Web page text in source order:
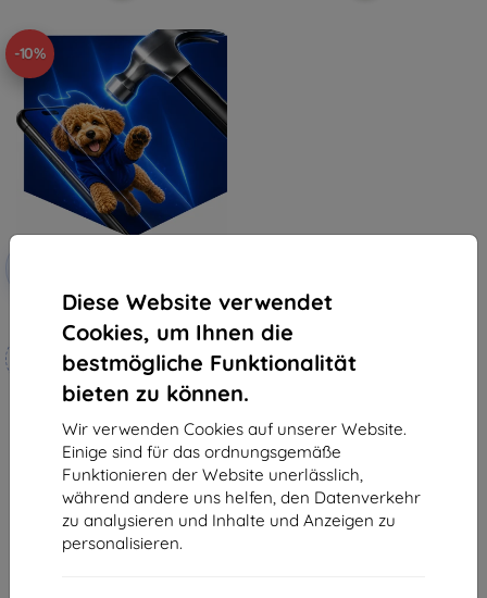
Diese Website verwendet
Cookies, um Ihnen die
bestmögliche Funktionalität
bieten zu können.
Wir verwenden Cookies auf unserer Website.
Einige sind für das ordnungsgemäße
Funktionieren der Website unerlässlich,
während andere uns helfen, den Datenverkehr
zu analysieren und Inhalte und Anzeigen zu
personalisieren.
-10%
3mk Hammer Schutzfolie
Maßgeschneidert
hergestellt
19,90 €
17,91 €
Auf Lager 4 Stk.